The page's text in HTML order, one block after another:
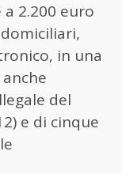
a 2.200 euro
in una
del
e di cinque